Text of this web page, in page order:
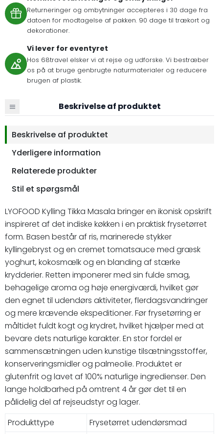
Returneringer og ombytninger accepteres i 30 dage fra
datoen for modtagelse af pakken. 90 dage til trækort og
dekorationer.
Vi lever for eventyret
Hos 68travel elsker vi at rejse og udforske. Vi bestræber
os på at bruge genbrugte naturmaterialer og reducere
brugen af plastik.
Beskrivelse af produktet
Beskrivelse af produktet
Yderligere information
Relaterede produkter
Stil et spørgsmål
LYOFOOD Kylling Tikka Masala bringer en ikonisk opskrift
inspireret af det indiske køkken i en praktisk frysetørret
form. Basen består af ris, marinerede stykker
kyllingebryst og en cremet tomatsauce med græsk
yoghurt, kokosmælk og en blanding af stærke
krydderier. Retten imponerer med sin fulde smag,
behagelige aroma og høje energiværdi, hvilket gør
den egnet til udendørs aktiviteter, flerdagsvandringer
og mere krævende ekspeditioner. Før frysetørring er
måltidet fuldt kogt og krydret, hvilket hjælper med at
bevare dets naturlige karakter. En stor fordel er
sammensætningen uden kunstige tilsætningsstoffer,
konserveringsmidler og palmeolie. Produktet er
glutenfrit og lavet af 100% naturlige ingredienser. Den
lange holdbarhed på omtrent 4 år gør det til en
pålidelig del af rejseudstyr og lager.
Produkttype
Frysetørret udendørsmad